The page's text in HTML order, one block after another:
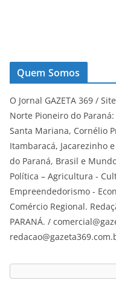
Quem Somos
O Jornal GAZETA 369 /
Norte Pioneiro do
Santa Mariana, Cornélio
Itambaracá, Jacarezinho
do Paraná, Brasil e
Política – Agricultura -
Empreendedorismo -
Comércio Regional.
PARANÁ. /